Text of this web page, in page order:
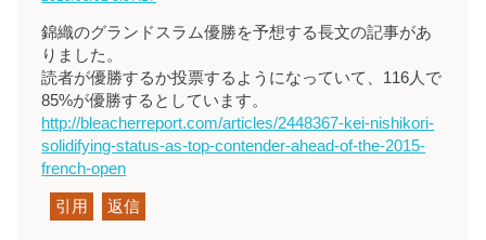
錦織のグランドスラム優勝を予想する長文の記事があ
りました。
読者が優勝するか投票するようになっていて、116人で
85%が優勝するとしています。
http://bleacherreport.com/articles/2448367-kei-nishikori-
solidifying-status-as-top-contender-ahead-of-the-2015-
french-open
引用 返信